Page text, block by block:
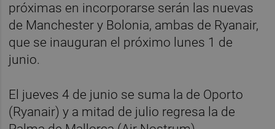
próximas en incorporarse serán las nuevas
de Manchester y Bolonia, ambas de Ryanair,
que se inauguran el próximo lunes 1 de
junio.
El jueves 4 de junio se suma la de Oporto
(Ryanair) y a mitad de julio regresa la de